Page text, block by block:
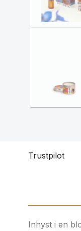
Trustpilot
Inhyst i en